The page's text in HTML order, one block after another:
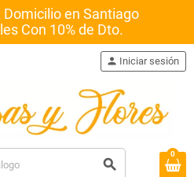
Domicilio en Santiago
Con 10% de Dto.
search
person Iniciar sesión
0